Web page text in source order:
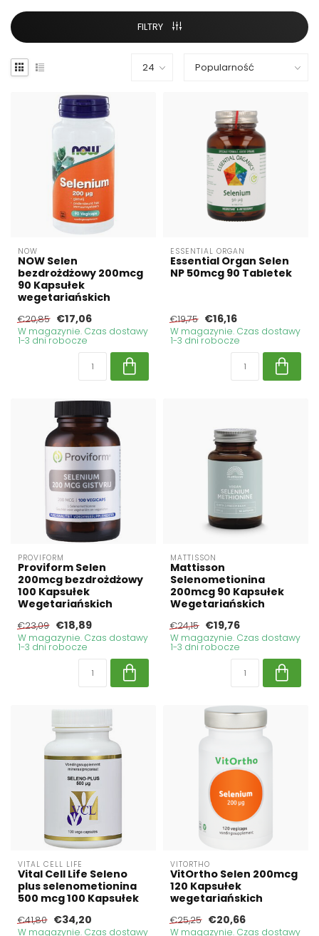
FILTRY
NOW
NOW Selen
bezdrożdżowy 200mcg
90 Kapsułek
wegetariańskich
€20,85 €17,06
W magazynie. Czas dostawy
1-3 dni robocze
ESSENTIAL ORGAN
Essential Organ Selen
NP 50mcg 90 Tabletek
€19,75 €16,16
W magazynie. Czas dostawy
1-3 dni robocze
PROVIFORM
Proviform Selen
200mcg bezdrożdżowy
100 Kapsułek
Wegetariańskich
€23,09 €18,89
W magazynie. Czas dostawy
1-3 dni robocze
MATTISSON
Mattisson
Selenometionina
200mcg 90 Kapsułek
Wegetariańskich
€24,15 €19,76
W magazynie. Czas dostawy
1-3 dni robocze
VITAL CELL LIFE
Vital Cell Life Seleno
plus selenometionina
500 mcg 100 Kapsułek
€41,80 €34,20
W magazynie. Czas dostawy
VITORTHO
VitOrtho Selen 200mcg
120 Kapsułek
wegetariańskich
€25,25 €20,66
W magazynie. Czas dostawy